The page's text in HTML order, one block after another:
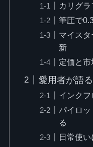
カリグ
筆圧で
マイス
新
定価と
愛用者が語
インク
パイロ
る
日常使